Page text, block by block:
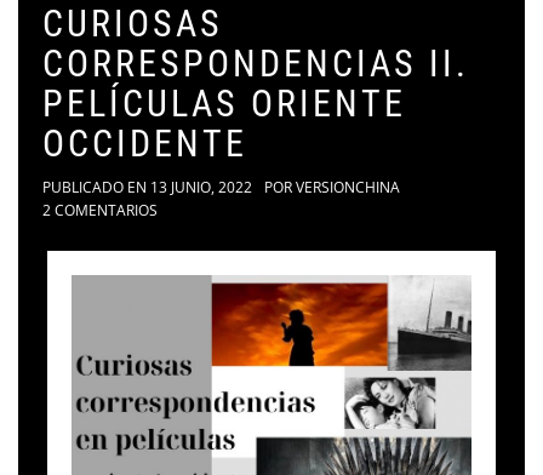
CURIOSAS
CORRESPONDENCIAS II.
PELÍCULAS ORIENTE
OCCIDENTE
PUBLICADO EN 13 JUNIO, 2022 PORVERSIONCHINA
2 COMENTARIOS